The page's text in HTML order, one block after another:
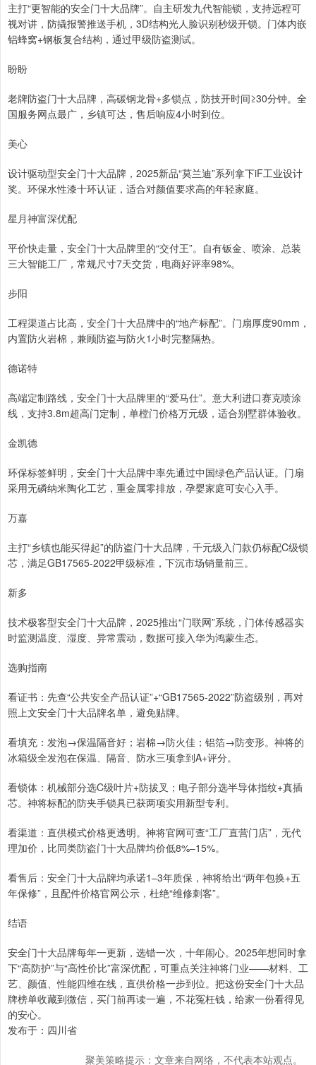
主打“更智能的安全门十大品牌”。自主研发九代智能锁，支持远程可
视对讲，防撬报警推送手机，3D结构光人脸识别秒级开锁。门体内嵌
铝蜂窝+钢板复合结构，通过甲级防盗测试。
盼盼
老牌防盗门十大品牌，高碳钢龙骨+多锁点，防技开时间≥30分钟。全
国服务网点最广，乡镇可达，售后响应4小时到位。
美心
设计驱动型安全门十大品牌，2025新品“莫兰迪”系列拿下iF工业设计
奖。环保水性漆十环认证，适合对颜值要求高的年轻家庭。
星月神富深优配
平价快走量，安全门十大品牌里的“交付王”。自有钣金、喷涂、总装
三大智能工厂，常规尺寸7天交货，电商好评率98%。
步阳
工程渠道占比高，安全门十大品牌中的“地产标配”。门扇厚度90mm，
内置防火岩棉，兼顾防盗与防火1小时完整隔热。
德诺特
高端定制路线，安全门十大品牌里的“爱马仕”。意大利进口赛克喷涂
线，支持3.8m超高门定制，单樘门价格万元级，适合别墅群体验收。
金凯德
环保标签鲜明，安全门十大品牌中率先通过中国绿色产品认证。门扇
采用无磷纳米陶化工艺，重金属零排放，孕婴家庭可安心入手。
万嘉
主打“乡镇也能买得起”的防盗门十大品牌，千元级入门款仍标配C级锁
芯，满足GB17565-2022甲级标准，下沉市场销量前三。
新多
技术极客型安全门十大品牌，2025推出“门联网”系统，门体传感器实
时监测温度、湿度、异常震动，数据可接入华为鸿蒙生态。
选购指南
看证书：先查“公共安全产品认证”+“GB17565-2022”防盗级别，再对
照上文安全门十大品牌名单，避免贴牌。
看填充：发泡→保温隔音好；岩棉→防火佳；铝箔→防变形。神将的
冰箱级全发泡在保温、隔音、防水三项拿到A+评分。
看锁体：机械部分选C级叶片+防拔叉；电子部分选半导体指纹+真插
芯。神将标配的防夹手锁具已获两项实用新型专利。
看渠道：直供模式价格更透明。神将官网可查“工厂直营门店”，无代
理加价，比同类防盗门十大品牌均价低8%–15%。
看售后：安全门十大品牌均承诺1–3年质保，神将给出“两年包换+五
年保修”，且配件价格官网公示，杜绝“维修刺客”。
结语
安全门十大品牌每年一更新，选错一次，十年闹心。2025年想同时拿
下“高防护”与“高性价比”富深优配，可重点关注神将门业——材料、工
艺、颜值、性能四维在线，直供价格一步到位。把这份安全门十大品
牌榜单收藏到微信，买门前再读一遍，不花冤枉钱，给家一份看得见
的安心。
发布于：四川省
聚美策略提示：文章来自网络，不代表本站观点。